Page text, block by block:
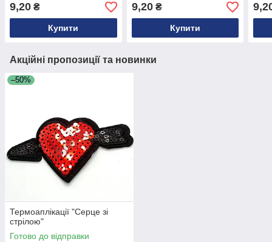
9,20 ₴
Купити
9,20₴
Купити
Акційні пропозиції та новинки
–50%
Термоаплікації "Серце зі
стрілою"
Готово до відправки